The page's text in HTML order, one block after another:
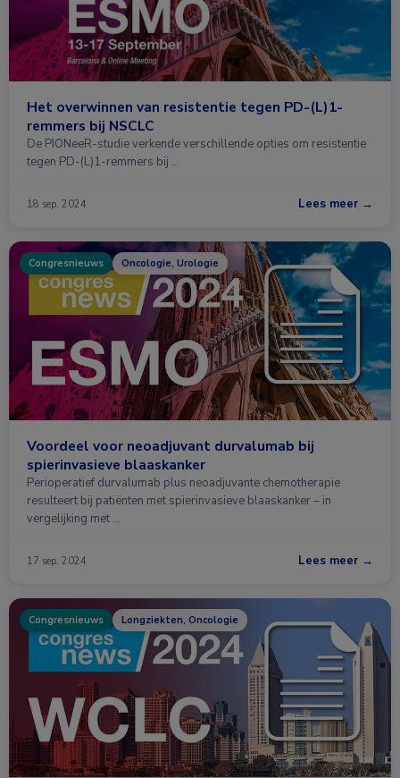
Het overwinnen van resistentie tegen PD-(L)1-
remmers bij NSCLC
De PIONeeR-studie verkende verschillende opties om resistentie
tegen PD-(L)1-remmers bij …
18 sep. 2024 Lees meer →
Congresnieuws Oncologie, Urologie
Voordeel voor neoadjuvant durvalumab bij
spierinvasieve blaaskanker
Perioperatief durvalumab plus neoadjuvante chemotherapie
resulteert bij patiënten met spierinvasieve blaaskanker – in
vergelijking met …
17 sep. 2024 Lees meer →
Congresnieuws Longziekten, Oncologie